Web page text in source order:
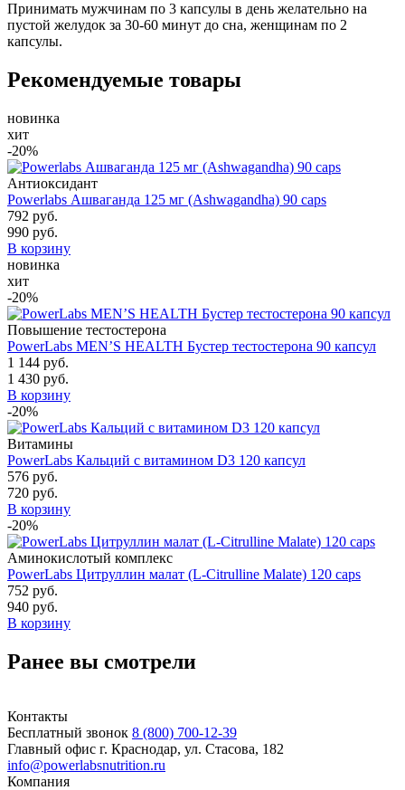
Принимать мужчинам по 3 капсулы в день желательно на
пустой желудок за 30-60 минут до сна, женщинам по 2
капсулы.
Рекомендуемые товары
новинка
хит
-20%
Антиоксидант
Powerlabs Ашваганда 125 мг (Ashwagandha) 90 caps
792 руб.
990 руб.
В корзину
новинка
хит
-20%
Повышение тестостерона
PowerLabs MEN’S HEALTH Бустер тестостерона 90 капсул
1 144 руб.
1 430 руб.
В корзину
-20%
Витамины
PowerLabs Кальций с витамином D3 120 капсул
576 руб.
720 руб.
В корзину
-20%
Аминокислотый комплекс
PowerLabs Цитруллин малат (L-Citrulline Malate) 120 caps
752 руб.
940 руб.
В корзину
Ранее вы смотрели
Контакты
Бесплатный звонок 8 (800) 700-12-39
Главный офис г. Краснодар, ул. Стасова, 182
info@powerlabsnutrition.ru
Компания